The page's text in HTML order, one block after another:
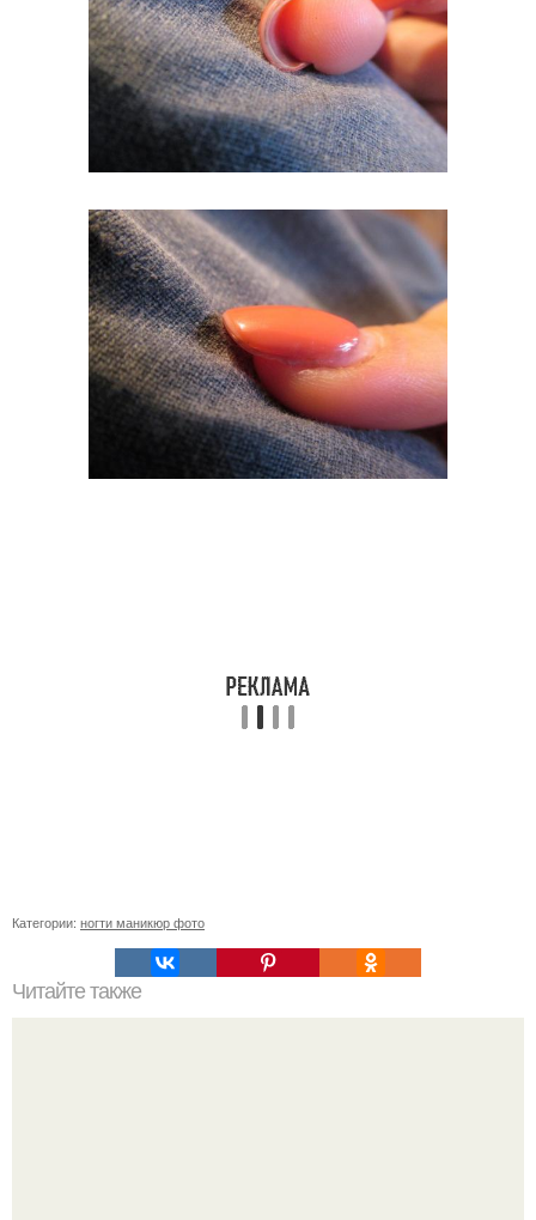
Категории: ногти маникюр фото
Читайте также